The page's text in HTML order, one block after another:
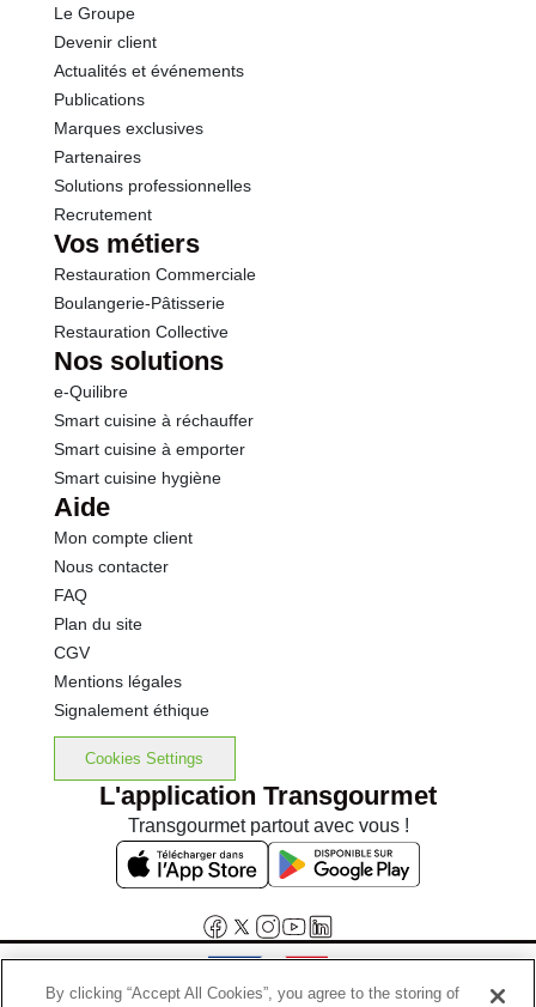
Le Groupe
Devenir client
Actualités et événements
Publications
Marques exclusives
Partenaires
Solutions professionnelles
Recrutement
Vos métiers
Restauration Commerciale
Boulangerie-Pâtisserie
Restauration Collective
Nos solutions
e-Quilibre
Smart cuisine à réchauffer
Smart cuisine à emporter
Smart cuisine hygiène
Aide
Mon compte client
Nous contacter
FAQ
Plan du site
CGV
Mentions légales
Signalement éthique
Cookies Settings
L'application Transgourmet
Transgourmet partout avec vous !
By clicking “Accept All Cookies”, you agree to the storing of